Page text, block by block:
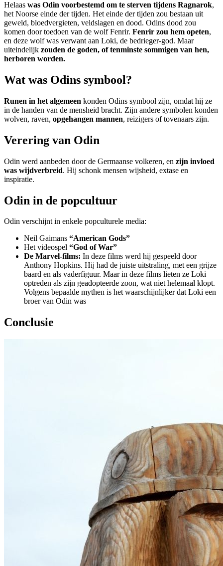
Helaas was Odin voorbestemd om te sterven tijdens Ragnarok,
het Noorse einde der tijden. Het einde der tijden zou bestaan uit
geweld, bloedvergieten, veldslagen en dood. Odins dood zou
komen door toedoen van de wolf Fenrir. Fenrir zou hem opeten,
en deze wolf was verwant aan Loki, de bedrieger-god. Maar
uiteindelijk zouden de goden, of tenminste sommigen van hen,
herboren worden.
Wat was Odins symbool?
Runen in het algemeen konden Odins symbool zijn, omdat hij ze
in de handen van de mensheid bracht. Zijn andere symbolen konden
wolven, raven, opgehangen mannen, reizigers of tovenaars zijn.
Verering van Odin
Odin werd aanbeden door de Germaanse volkeren, en zijn invloed
was wijdverbreid. Hij schonk mensen wijsheid, extase en
inspiratie.
Odin in de popcultuur
Odin verschijnt in enkele popculturele media:
Neil Gaimans “American Gods”
Het videospel “God of War”
De Marvel-films: In deze films werd hij gespeeld door
Anthony Hopkins. Hij had de juiste uitstraling, met een grijze
baard en als vaderfiguur. Maar in deze films lieten ze Loki
optreden als zijn geadopteerde zoon, wat niet helemaal klopt.
Volgens bepaalde mythen is het waarschijnlijker dat Loki een
broer van Odin was
Conclusie